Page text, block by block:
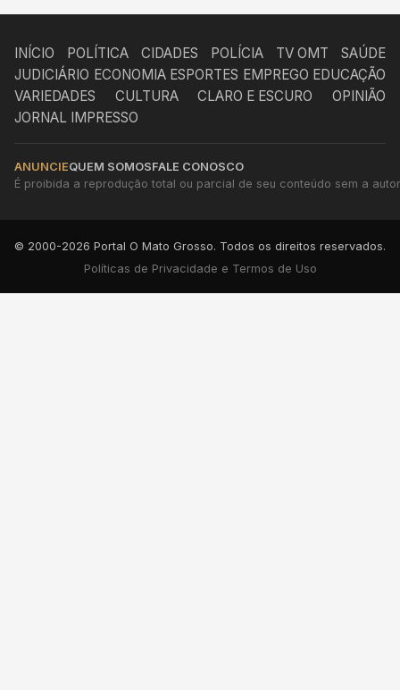
INÍCIO POLÍTICA CIDADES POLÍCIA TV OMT
SAÚDE
JUDICIÁRIO ECONOMIA ESPORTES EMPREGO EDUCAÇÃO
VARIEDADES
CULTURA CLARO E ESCURO
OPINIÃO
JORNAL IMPRESSO
ANUNCIEQUEM SOMOSFALE CONOSCO
É proibida a reprodução total ou parcial de seu conteúdo sem a
© 2000-2026 Portal O Mato Grosso. Todos os direitos reservados.
Políticas de Privacidade e Termos de Uso